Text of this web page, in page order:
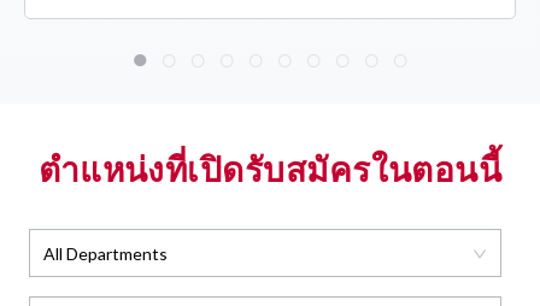
ตำแหน่งที่เปิดรับสมัครในตอนนี้
All Departments